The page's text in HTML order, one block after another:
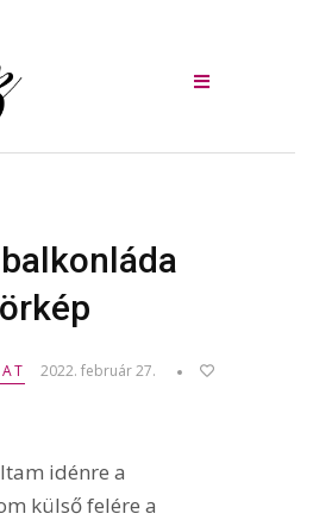
2022. február 27.
idénre a
külső felére a